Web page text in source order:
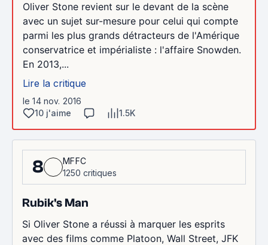
Oliver Stone revient sur le devant de la scène
avec un sujet sur-mesure pour celui qui compte
parmi les plus grands détracteurs de l'Amérique
conservatrice et impérialiste : l'affaire Snowden.
En 2013,...
Lire la critique
le 14 nov. 2016
10 j'aime
1.5K
8
MFFC
1250 critiques
Rubik's Man
Si Oliver Stone a réussi à marquer les esprits
avec des films comme Platoon, Wall Street, JFK